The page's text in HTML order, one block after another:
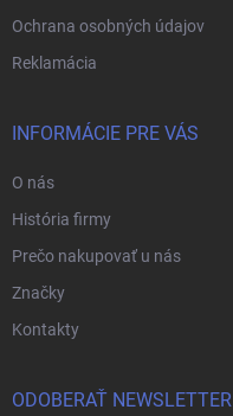
Ochrana osobných údajov
Reklamácia
INFORMÁCIE PRE VÁS
O nás
História firmy
Prečo nakupovať u nás
Značky
Kontakty
ODOBERAŤ NEWSLETTER